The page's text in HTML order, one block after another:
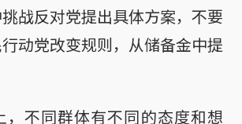
战反对党提出具体方案，不要
动党改变规则，从储备金中提
，不同群体有不同的态度和想